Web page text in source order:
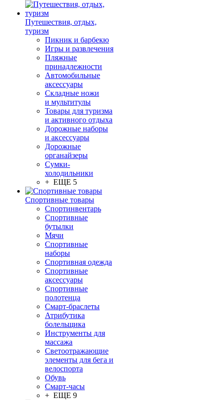
Путешествия, отдых,
туризм
Пикник и барбекю
Игры и развлечения
Пляжные
принадлежности
Автомобильные
аксессуары
Складные ножи
и мультитулы
Товары для туризма
и активного отдыха
Дорожные наборы
и аксессуары
Дорожные
органайзеры
Сумки-
холодильники
+ ЕЩЕ 5
Спортивные товары
Спортинвентарь
Спортивные
бутылки
Мячи
Спортивные
наборы
Спортивная одежда
Спортивные
аксессуары
Спортивные
полотенца
Смарт-браслеты
Атрибутика
болельщика
Инструменты для
массажа
Светоотражающие
элементы для бега и
велоспорта
Обувь
Смарт-часы
+ ЕЩЕ 9